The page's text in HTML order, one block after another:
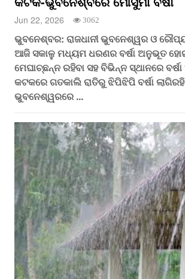
Jun 22, 2026 3062
ଭୁବନେଶ୍ବର: ରାଜଧାନୀ ଭୁବନେଶ୍ୱର ଓ
ଆଜି ସକାଳୁ ମଧ୍ୟମ ଧରଣର ବର୍ଷା ଅନୁଭୂତ
ମେଘାଚ୍ଛନ୍ନ ରହିବା ସହ ବିଭିନ୍ନ ସ୍ଥାନରେ
କଟକରେ ଗତକାଲି ରାତିରୁ ଝିପିଝିପି ବର୍ଷା
ଭୁବନେଶ୍ୱରରେ ...